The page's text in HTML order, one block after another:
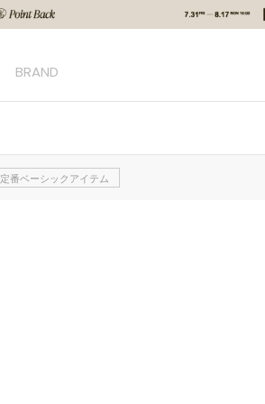
BRAND
定番ベーシックアイテム